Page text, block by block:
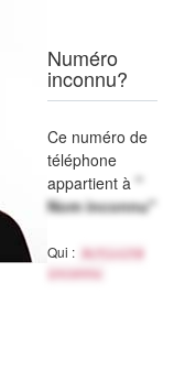
Numéro
inconnu?
Ce numéro de
téléphone
appartient à "
Nom inconnu"
Qui :
Activité
inconnu